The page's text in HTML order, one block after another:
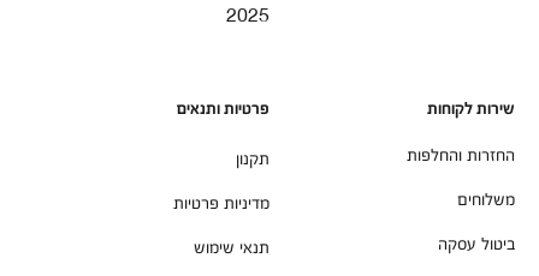
2025
שירות לקוחות
החזרות והחלפות
משלוחים
ביטול עסקה
פרטיות ותנאים
תקנון
מדיניות פרטיות
תנאי שימוש